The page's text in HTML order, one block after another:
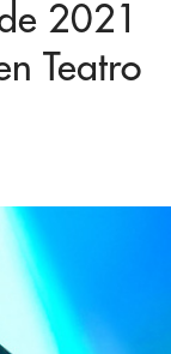
2021
Teatro